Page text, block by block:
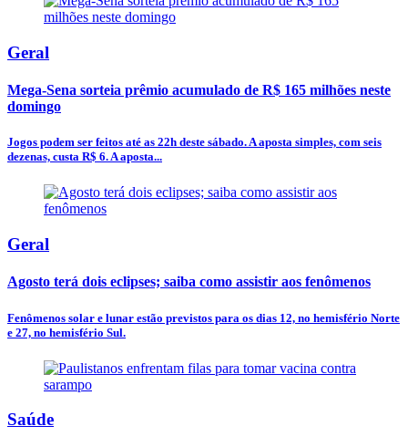
Geral
Mega-Sena sorteia prêmio acumulado de R$ 165 milhões neste
domingo
Jogos podem ser feitos até as 22h deste sábado. A aposta simples, com seis
dezenas, custa R$ 6. A aposta...
Geral
Agosto terá dois eclipses; saiba como assistir aos fenômenos
Fenômenos solar e lunar estão previstos para os dias 12, no hemisfério Norte
e 27, no hemisfério Sul.
Saúde